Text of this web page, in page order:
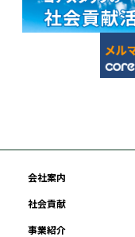
会社案内
社会貢献
事業紹介